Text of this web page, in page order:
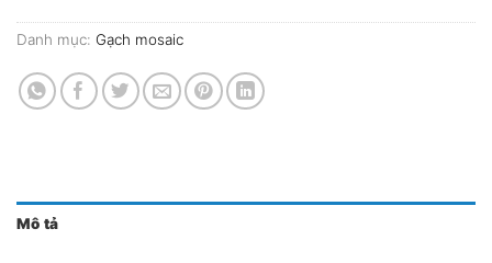
Danh mục: Gạch mosaic
Mô tả